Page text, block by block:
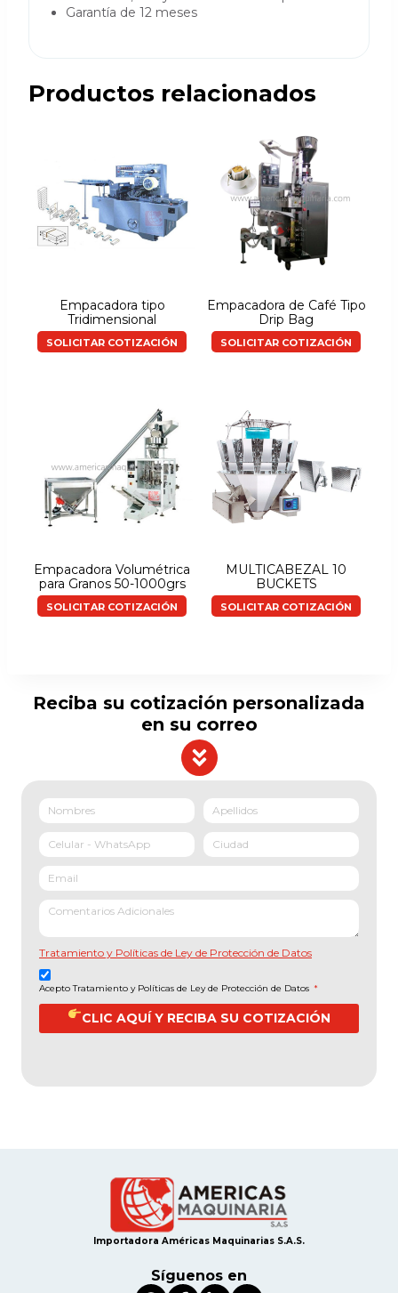
Garantía de 12 meses
Productos relacionados
Empacadora tipo
Tridimensional
SOLICITAR COTIZACIÓN
Empacadora de Café Tipo
Drip Bag
SOLICITAR COTIZACIÓN
Empacadora Volumétrica
para Granos 50-1000grs
SOLICITAR COTIZACIÓN
MULTICABEZAL 10
BUCKETS
SOLICITAR COTIZACIÓN
Reciba su cotización personalizada
en su correo
Tratamiento y Políticas de Ley de Protección de Datos
Acepto Tratamiento y Políticas de Ley de Protección de Datos *
CLIC AQUÍ Y RECIBA SU COTIZACIÓN
Importadora Américas Maquinarias S.A.S.
Síguenos en